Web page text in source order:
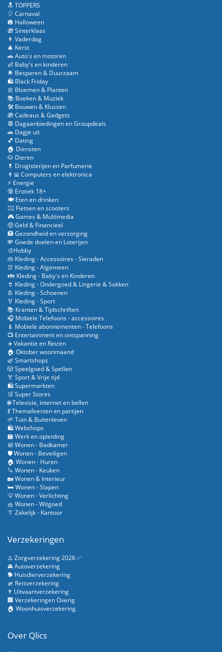
🔝 TOPPERS
🎈 Carnaval
🎃 Halloween
🎁 Sinterklaas
👨 Vaderdag
🎄 Kerst
🚗 Auto's en motoren
👶 Baby's en kinderen
🌟 Besparen & Duurzaam
🛍️ Black Friday
🌼 Bloemen & Planten
📚 Boeken & Muziek
🛠️ Bouwen & Klussen
🎁 Cadeaus & Gadgets
📆 Dagaanbiedingen en Groupdeals
🚗 Dagje uit
💕 Dating
🏠 Diensten
🐶 Dieren
💊 Drogisterijen en Parfumerie
👨‍💻 Computers en elektronica
⚡ Energie
🔞 Erotiek 18+
🍽️ Eten en drinken
🚴‍♂️ Fietsen en scooters
🎮 Games & Multimedia
🤑 Geld & Financieel
🏥 Gezondheid en verzorging
💸 Goede doelen en Loterijen
🎨Hobby
👜 Kleding - Accessoires - Sieraden
👚 Kleding - Algemeen
👪 Kleding - Baby's en Kinderen
👙 Kleding - Ondergoed & Lingerie & Sokken
👢 Kleding - Schoenen
🏅 Kleding - Sport
📚 Kranten & Tijdschriften
🎧 Mobiele Telefoons - accessoires
📱 Mobiele abonnementen - Telefoons
📺 Entertainment en ontspanning
✈️ Vakantie en Reizen
🏠 Oktober woonmaand
🌿 Smartshops
🎲 Speelgoed & Spellen
🏅 Sport & Vrije tijd
🛍️ Supermarkten
🛒 Super Stores
🌐 Televisie, internet en bellen
💃 Themafeesten en partijen
🌱 Tuin & Buitenleven
🛍️ Webshops
🏫 Werk en opleiding
🛀 Wonen - Badkamer
🛡️ Wonen - Beveiligen
🏠 Wonen - Huren
🔪 Wonen - Keuken
🏡 Wonen & Interieur
🛏️ Wonen - Slapen
💡 Wonen - Verlichting
🧺 Wonen - Witgoed
👔 Zakelijk - Kantoor
Verzekeringen
⚠️ Zorgverzekering 2026 ✅
🚘 Autoverzekering
🐕 Huisdierverzekering
🛫 Reisverzekering
✝️ Uitvaartverzekering
🏢 Verzekeringen Overig
🏠 Woonhuisverzekering
Over Qlics